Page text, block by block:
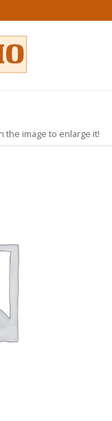
the image to enlarge it!